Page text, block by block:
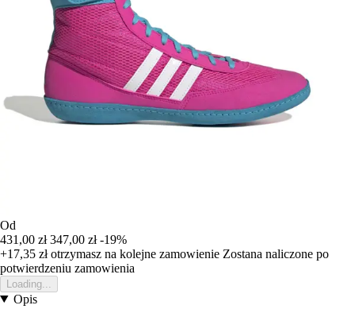
Od
431,00 zł 347,00 zł -19%
+17,35 złotrzymasz na kolejne zamowienie Zostana naliczone po
potwierdzeniu zamowienia
Loading...
Opis